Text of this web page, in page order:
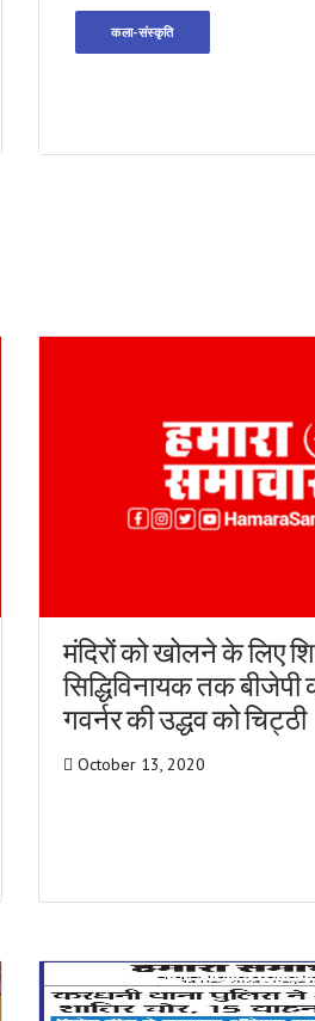
कला-संस्कृति
मंदिरों को खोलने के लिए
सिद्धिविनायक तक बीजेपी
गवर्नर की उद्धव को चिट्ठी
October 13, 2020